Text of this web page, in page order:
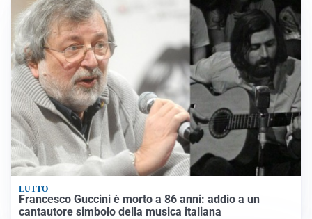
LUTTO
Francesco Guccini è morto a 86 anni: addio a un
cantautore simbolo della musica italiana